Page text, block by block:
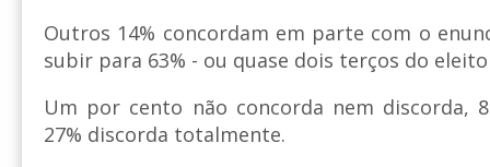
Outros 14% concordam em parte com o
subir para 63% - ou quase dois terços do
Um por cento não concorda nem discorda,
27% discorda totalmente.